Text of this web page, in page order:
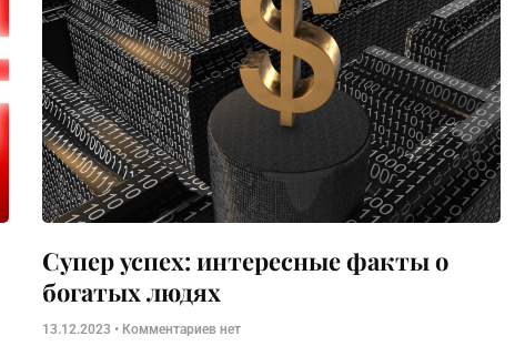
Супер успех: интересные факты о
богатых людях
13.12.2023 Комментариев нет